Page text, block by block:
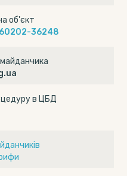
об'єкт
36248
в ЦБД